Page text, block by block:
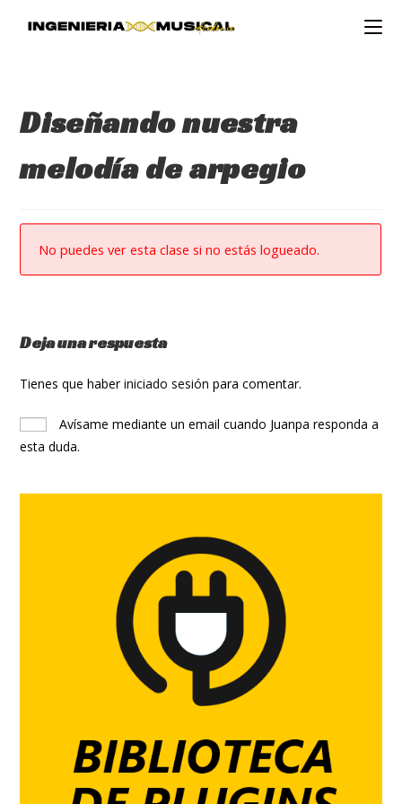
Diseñando nuestra
melodía de arpegio
No puedes ver esta clase si no estás logueado.
Deja una respuesta
Tienes que haberiniciado sesión para comentar.
Avísame mediante un email cuando Juanpa responda a
esta duda.